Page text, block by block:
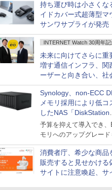
持ち運び時は小さくな
イドカバー式超薄型マ
サンワサプライが発売
INTERNET Watch 30周年記
未来に向けてさらに重
増す通信インフラ、関
ーザーと向き合い、社
の“あたらしい”を起動
る～オプテージ
Synology、non-ECC
メモリ採用により低コ
したNAS「DiskStation
neo+」シリーズ
予算を抑えて導入でき、
モリへのアップグレー
消費者庁、希少な商品
販売すると見せかける
サイトに注意喚起、サ